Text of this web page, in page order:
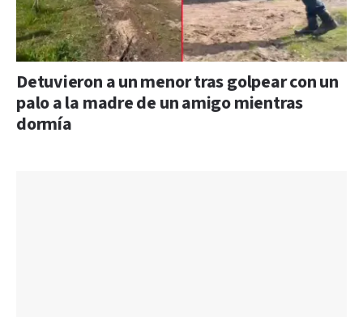
Detuvieron a un menor tras golpear con un
palo a la madre de un amigo mientras
dormía